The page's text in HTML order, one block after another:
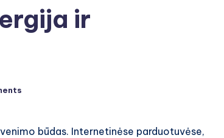
ir
būdas. Internetinėse parduotuvėse,